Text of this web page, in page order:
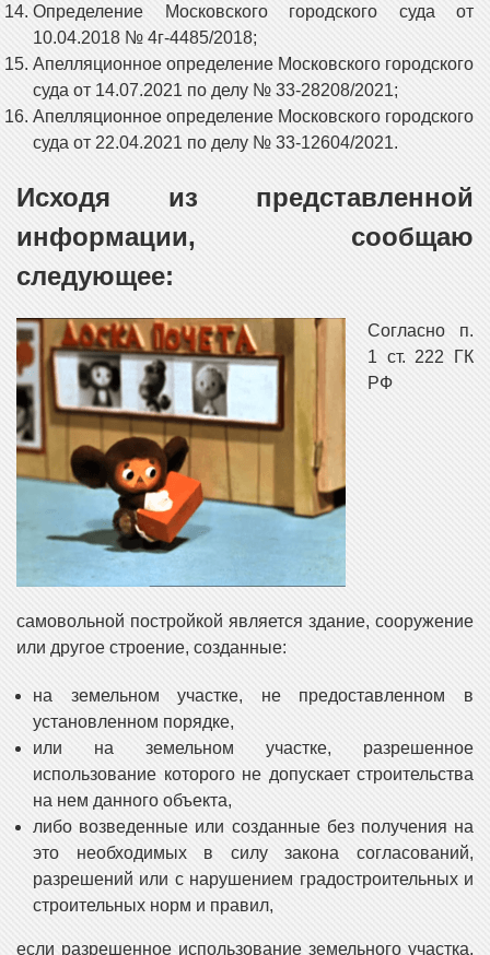
Определение Московского городского суда от
10.04.2018 № 4г-4485/2018;
Апелляционное определение Московского городского
суда от 14.07.2021 по делу № 33-28208/2021;
Апелляционное определение Московского городского
суда от 22.04.2021 по делу № 33-12604/2021.
Исходя из представленной
информации, сообщаю
следующее:
Согласно п.
1 ст. 222 ГК
РФ
самовольной постройкой является здание, сооружение
или другое строение, созданные:
на земельном участке, не предоставленном в
установленном порядке,
или на земельном участке, разрешенное
использование которого не допускает строительства
на нем данного объекта,
либо возведенные или созданные без получения на
это необходимых в силу закона согласований,
разрешений или с нарушением градостроительных и
строительных норм и правил,
если разрешенное использование земельного участка,